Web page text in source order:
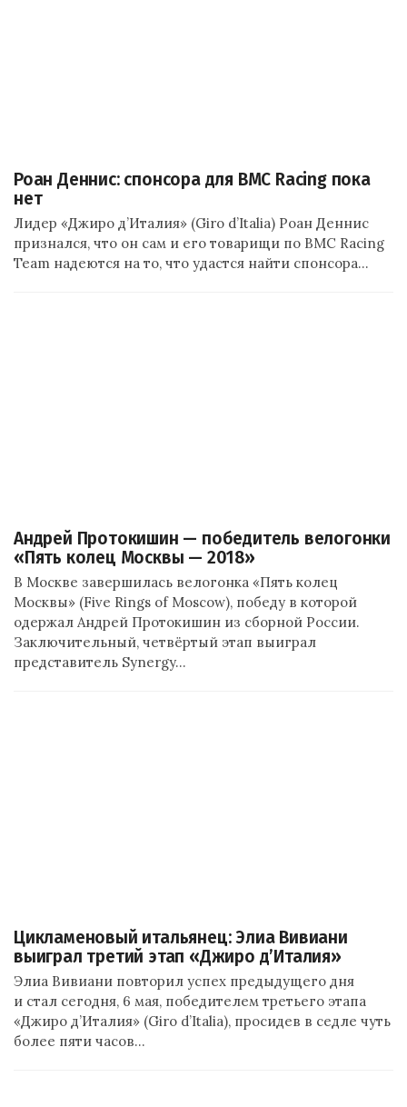
Роан Деннис: спонсора для BMC Racing пока
нет
Лидер «Джиро д’Италия» (Giro d’Italia) Роан Деннис
признался, что он сам и его товарищи по BMC Racing
Team надеются на то, что удастся найти спонсора…
Андрей Протокишин — победитель велогонки
«Пять колец Москвы — 2018»
В Москве завершилась велогонка «Пять колец
Москвы» (Five Rings of Moscow), победу в которой
одержал Андрей Протокишин из сборной России.
Заключительный, четвёртый этап выиграл
представитель Synergy…
Цикламеновый итальянец: Элиа Вивиани
выиграл третий этап «Джиро д’Италия»
Элиа Вивиани повторил успех предыдущего дня
и стал сегодня, 6 мая, победителем третьего этапа
«Джиро д’Италия» (Giro d’Italia), просидев в седле чуть
более пяти часов…